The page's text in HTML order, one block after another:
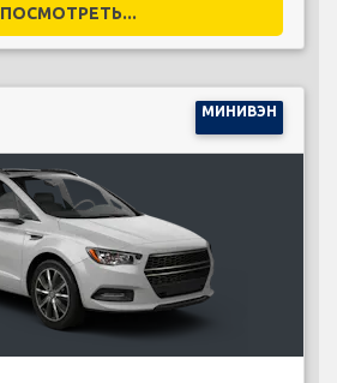
ПОСМОТРЕТЬ...
МИНИВЭН